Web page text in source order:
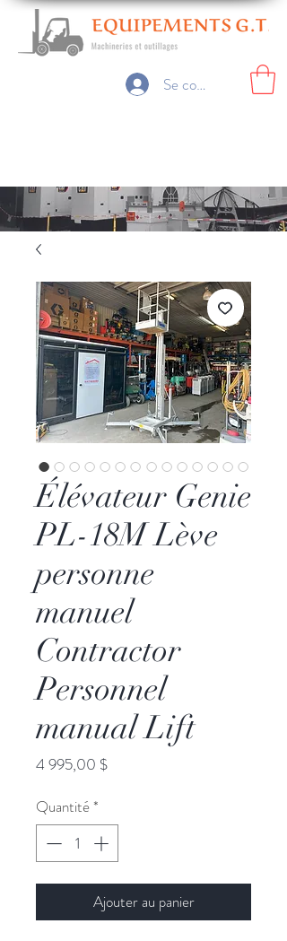
Se connecter
Élévateur Genie
PL-18M Lève
personne
manuel
Contractor
Personnel
manual Lift
4 995,00 $Prix
Quantité*
Ajouter au panier